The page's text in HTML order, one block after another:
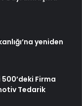
yeniden
500’deki Firma
Tedarik